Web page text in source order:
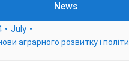
News
July
аграрного розвитку і